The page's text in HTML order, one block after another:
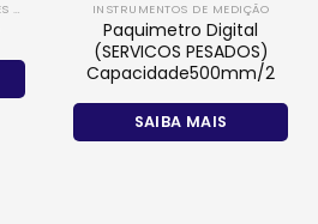
BASES MAGNÉTICAS E SUPORTES DE MEDIÇÃO INSTRUMENTOS DE MEDIÇÃO
Paquimetro Digital
(SERVICOS PESADOS)
Capacidade500mm/2
SAIBA MAIS